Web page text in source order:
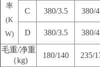
率
(K
W)
C 380/3.5 380/
D 380/3.5 380/
毛重/净重
（kg)
180/140 235/